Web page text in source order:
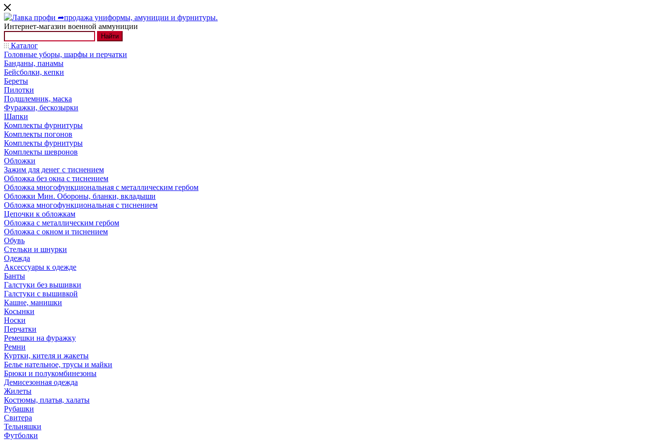
Интернет-магазин военной аммуниции
Найти
Каталог
Головные уборы, шарфы и перчатки
Банданы, панамы
Бейсболки, кепки
Береты
Пилотки
Подшлемник, маска
Фуражки, бескозырки
Шапки
Комплекты фурнитуры
Комплекты погонов
Комплекты фурнитуры
Комплекты шевронов
Обложки
Зажим для денег с тиснением
Обложка без окна с тиснением
Обложка многофункциональная с металлическим гербом
Обложки Мин. Обороны, бланки, вкладыши
Обложка многофункциональная с тиснением
Цепочки к обложкам
Обложка с металлическим гербом
Обложка с окном и тиснением
Обувь
Стельки и шнурки
Одежда
Аксессуары к одежде
Банты
Галстуки без вышивки
Галстуки с вышивкой
Кашне, манишки
Косынки
Носки
Перчатки
Ремешки на фуражку
Ремни
Куртки, кителя и жакеты
Белье нательное, трусы и майки
Брюки и полукомбинезоны
Демисезонная одежда
Жилеты
Костюмы, платья, халаты
Рубашки
Свитера
Тельняшки
Футболки